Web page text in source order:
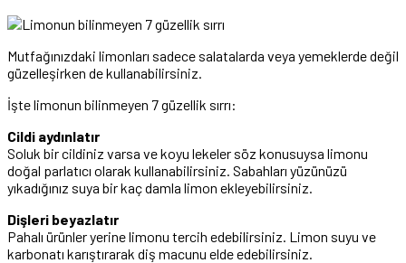
Mutfağınızdaki limonları sadece salatalarda veya yemeklerde değil
güzelleşirken de kullanabilirsiniz.
İşte limonun bilinmeyen 7 güzellik sırrı:
Cildi aydınlatır
Soluk bir cildiniz varsa ve koyu lekeler söz konusuysa limonu
doğal parlatıcı olarak kullanabilirsiniz. Sabahları yüzünüzü
yıkadığınız suya bir kaç damla limon ekleyebilirsiniz.
Dişleri beyazlatır
Pahalı ürünler yerine limonu tercih edebilirsiniz. Limon suyu ve
karbonatı karıştırarak diş macunu elde edebilirsiniz.